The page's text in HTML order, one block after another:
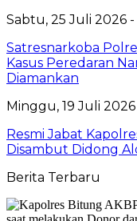
Sabtu, 25 Juli 2026 -
Satresnarkoba
Kasus Peredaran
Diamankan
Minggu, 19 Juli 2026
Resmi Jabat
Disambut Didong
Berita Terbaru